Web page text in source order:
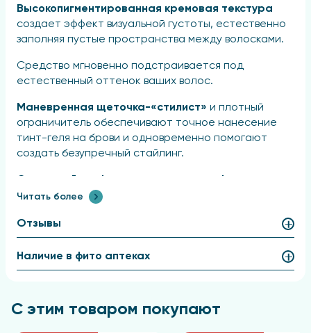
Высокопигментированная кремовая текстура
создает эффект визуальной густоты, естественно
заполняя пустые пространства между волосками.
Средство мгновенно подстраивается под
естественный оттенок ваших волос.
Маневренная щеточка-«стилист» и плотный
ограничитель обеспечивают точное нанесение
тинт-геля на брови и одновременно помогают
создать безупречный стайлинг.
позволяют сохранить идеальный вид бровей на
При необходимости средство можно наслаивать
для достижения более выразительного эффекта.
Стильный дизайн станет эффектным дополнением
Читать более
Отзывы
Наличие в фито аптеках
С этим товаром покупают